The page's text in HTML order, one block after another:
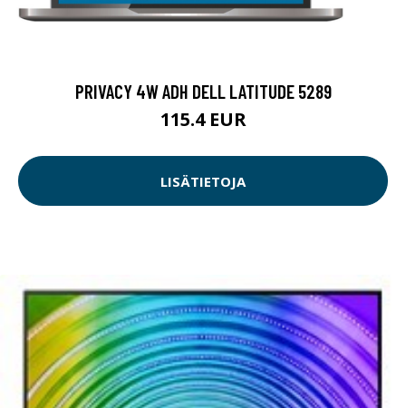
PRIVACY 4W ADH DELL LATITUDE 5289
115.4 EUR
LISÄTIETOJA